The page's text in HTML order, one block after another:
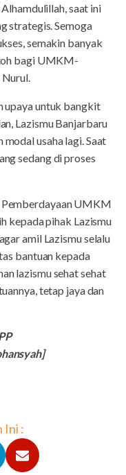
saat ini
strategis. Semoga
semakin banyak
bagi UMKM-
upaya untuk bangkit
Lazismu Banjarbaru
usaha lagi. Saat
sedang di proses
UMKM
kepada pihak Lazismu
amil Lazismu selalu
bantuan kepada
lazismu sehat sehat
tetap jaya dan
Ini :